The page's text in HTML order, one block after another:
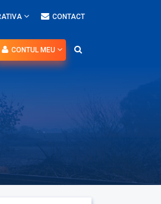
CONTACT
CONTUL MEU